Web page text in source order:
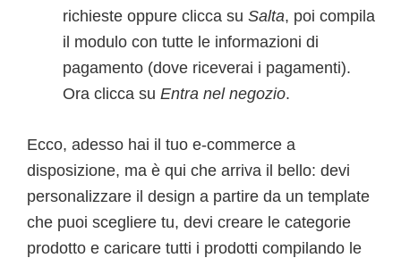
richieste oppure clicca su Salta, poi compila
il modulo con tutte le informazioni di
pagamento (dove riceverai i pagamenti).
Ora clicca su Entra nel negozio.
Ecco, adesso hai il tuo e-commerce a
disposizione, ma è qui che arriva il bello: devi
personalizzare il design a partire da un template
che puoi scegliere tu, devi creare le categorie
prodotto e caricare tutti i prodotti compilando le